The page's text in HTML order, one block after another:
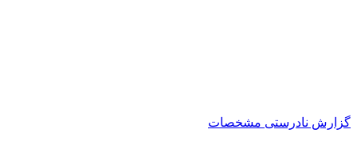
گزارش نادرستی مشخصات